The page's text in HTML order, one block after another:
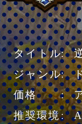
タイトル
ジャンル
価格
推奨環境